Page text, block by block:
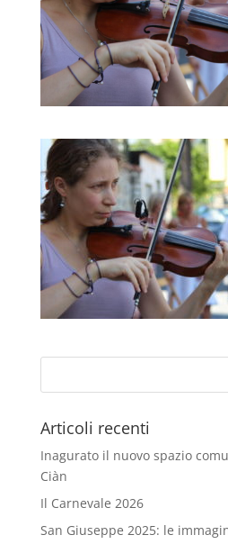
Articoli recenti
Inagurato il nuovo spazio
Ciàn
Il Carnevale 2026
San Giuseppe 2025: le